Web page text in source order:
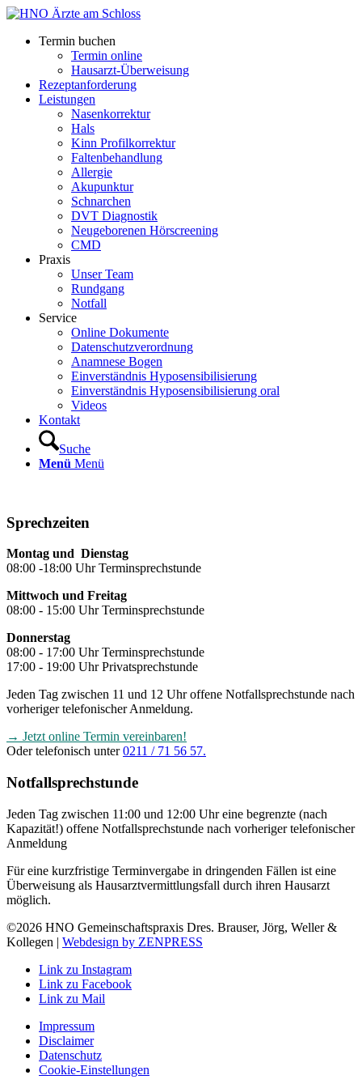
Termin buchen
Termin online
Hausarzt-Überweisung
Rezeptanforderung
Leistungen
Nasenkorrektur
Hals
Kinn Profilkorrektur
Faltenbehandlung
Allergie
Akupunktur
Schnarchen
DVT Diagnostik
Neugeborenen Hörscreening
CMD
Praxis
Unser Team
Rundgang
Notfall
Service
Online Dokumente
Datenschutzverordnung
Anamnese Bogen
Einverständnis Hyposensibilisierung
Einverständnis Hyposensibilisierung oral
Videos
Kontakt
Suche
Menü Menü
Sprechzeiten
Montag und Dienstag
08:00 -18:00 Uhr Terminsprechstunde
Mittwoch und Freitag
08:00 - 15:00 Uhr Terminsprechstunde
Donnerstag
08:00 - 17:00 Uhr Terminsprechstunde
17:00 - 19:00 Uhr Privatsprechstunde
Jeden Tag zwischen 11 und 12 Uhr offene Notfallsprechstunde nach
vorheriger telefonischer Anmeldung.
→ Jetzt online Termin vereinbaren!
Oder telefonisch unter0211 / 71 56 57.
Notfallsprechstunde
Jeden Tag zwischen 11:00 und 12:00 Uhr eine begrenzte (nach
Kapazität!) offene Notfallsprechstunde nach vorheriger telefonischer
Anmeldung
Für eine kurzfristige Terminvergabe in dringenden Fällen ist eine
Überweisung als Hausarztvermittlungsfall durch ihren Hausarzt
möglich.
©2026 HNO Gemeinschaftspraxis Dres. Brauser, Jörg, Weller &
Kollegen | Webdesign by ZENPRESS
Link zu Instagram
Link zu Facebook
Link zu Mail
Impressum
Disclaimer
Datenschutz
Cookie-Einstellungen